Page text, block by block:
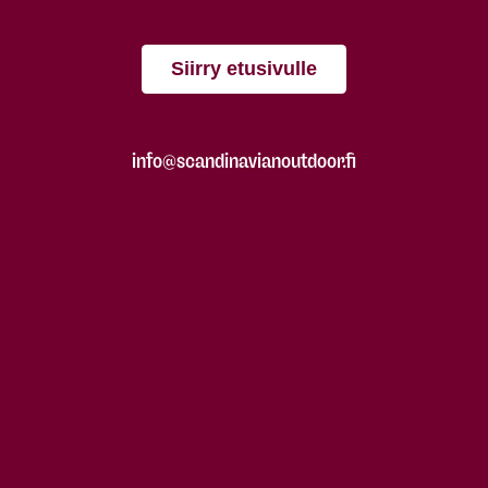
Siirry etusivulle
info@scandinavianoutdoor.fi